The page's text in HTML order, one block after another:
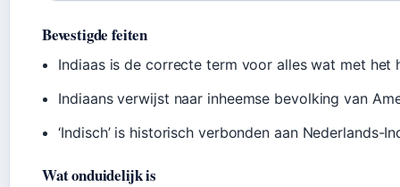
Bevestigde feiten
Indiaas is de correcte term voor alles wat met het
Indiaans verwijst naar inheemse bevolking van
‘Indisch’ is historisch verbonden aan Nederlands-
Wat onduidelijk is